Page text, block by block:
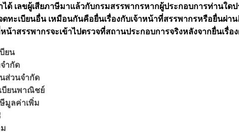
ได้ เลขผู้เสียภาษีมาแล้วกับกรมสรรพากรหากผู้ประกอบการท่านใด
ดทะเบียนอื่น เหมือนกันคือยื่นเรื่องกับเจ้าหน้าที่สรรพากรหรือยื่นผ่า
น้าสรรพากรจะเข้าไปตรวจที่สถานประกอบการจริงหลังจากยื่นเรื่อ
ยน
ำกัด
ส่วนจำกัด
บียนพาณิชย์
มูลค่าเพิ่ม